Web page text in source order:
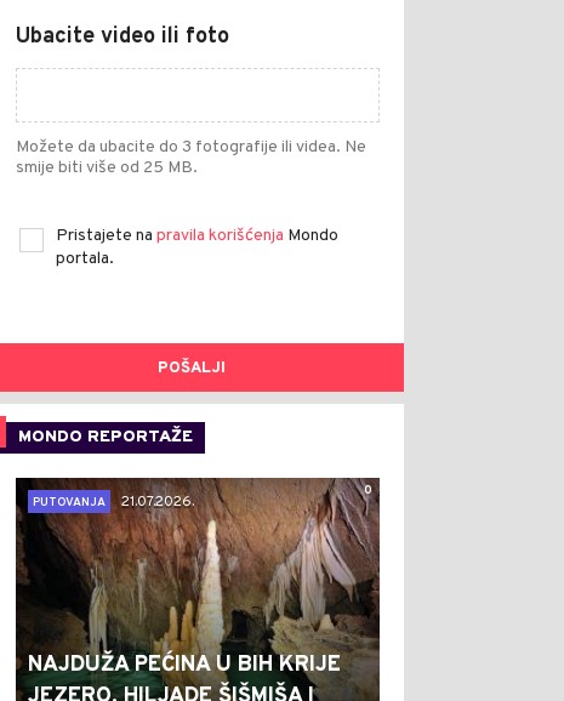
Ubacite video ili foto
Možete da ubacite do 3 fotografije ili videa. Ne
smije biti više od 25 MB.
Pristajete na pravila korišćenja Mondo
portala.
POŠALJI
MONDO REPORTAŽE
0
PUTOVANJA
21.07.2026.
NAJDUŽA PEĆINA U BIH KRIJE